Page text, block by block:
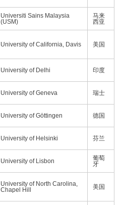
Universiti Sains Malaysia
(USM)
马来
西亚
University of California, Davis 美国
University of Delhi 印度
University of Geneva 瑞士
University of Göttingen 德国
University of Helsinki 芬兰
University of Lisbon
葡萄
牙
University of North Carolina,
Chapel Hill
美国